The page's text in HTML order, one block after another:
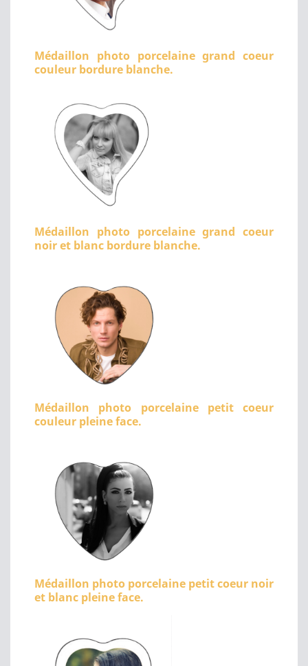
Médaillon photo porcelaine grand coeur
couleur bordure blanche.
Médaillon photo porcelaine grand coeur
noir et blanc bordure blanche.
Médaillon photo porcelaine petit coeur
couleur pleine face.
Médaillon photo porcelaine petit coeur noir
et blanc pleine face.